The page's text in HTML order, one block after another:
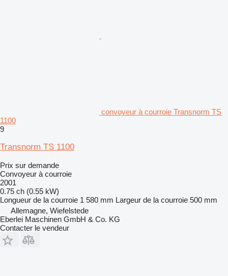
convoyeur à courroie Transnorm TS
1100
9
Transnorm TS 1100
Prix sur demande
Convoyeur à courroie
2001
0.75 ch (0.55 kW)
Longueur de la courroie 1 580 mm Largeur de la courroie 500 mm
Allemagne, Wiefelstede
Eberlei Maschinen GmbH & Co. KG
Contacter le vendeur